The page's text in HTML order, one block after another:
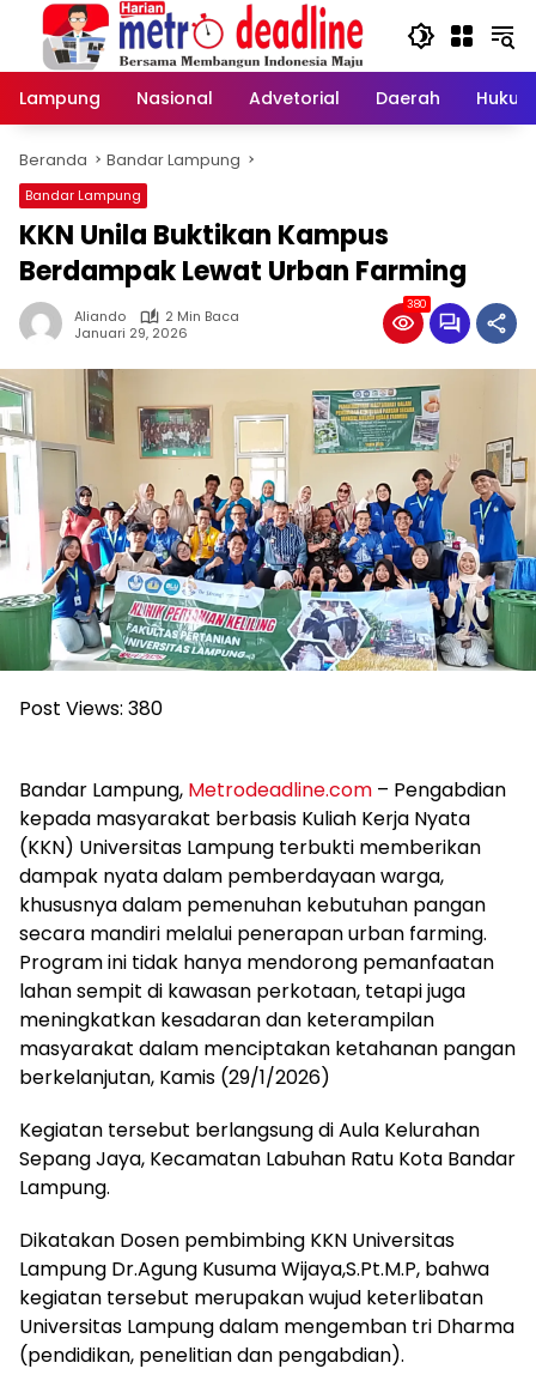
Langsung
konten
Lampung
Nasional Advetorial Daerah Hukum
Beranda Bandar Lampung
Bandar Lampung
KKN Unila Buktikan Kampus
Berdampak Lewat Urban Farming
Aliando
2 Min Baca
Januari 29, 2026
380
Post Views: 380
Bandar Lampung, Metrodeadline.com – Pengabdian
kepada masyarakat berbasis Kuliah Kerja Nyata
(KKN) Universitas Lampung terbukti memberikan
dampak nyata dalam pemberdayaan warga,
khususnya dalam pemenuhan kebutuhan pangan
secara mandiri melalui penerapan urban farming.
Program ini tidak hanya mendorong pemanfaatan
lahan sempit di kawasan perkotaan, tetapi juga
meningkatkan kesadaran dan keterampilan
masyarakat dalam menciptakan ketahanan pangan
berkelanjutan, Kamis (29/1/2026)
Kegiatan tersebut berlangsung di Aula Kelurahan
Sepang Jaya, Kecamatan Labuhan Ratu Kota Bandar
Lampung.
Dikatakan Dosen pembimbing KKN Universitas
Lampung Dr.Agung Kusuma Wijaya,S.Pt.M.P, bahwa
kegiatan tersebut merupakan wujud keterlibatan
Universitas Lampung dalam mengemban tri Dharma
(pendidikan, penelitian dan pengabdian).